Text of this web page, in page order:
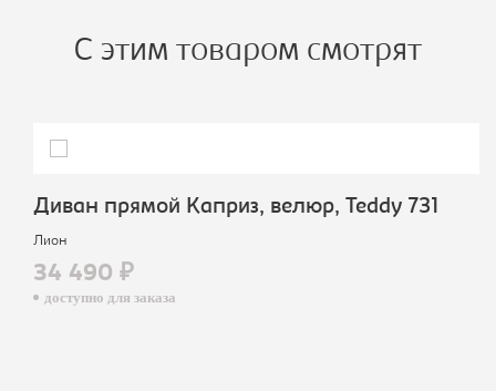
С этим товаром смотрят
Диван прямой Каприз, велюр, Teddy 731
Лион
34 490 ₽
доступно для заказа